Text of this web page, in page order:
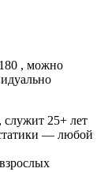
, можно
25+ лет
— любой